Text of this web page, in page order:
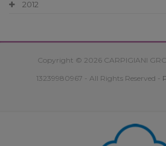
2012
Copyright © 2026 CARPIGIANI
13239980967 - All Rights Reserved -